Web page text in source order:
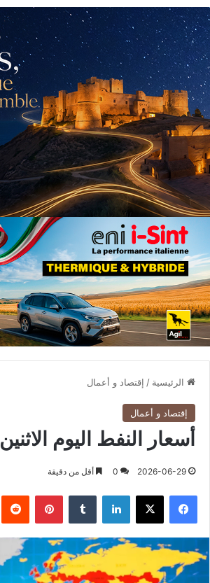
الرئيسية / إقتصاد و أعمال
إقتصاد و أعمال
أسعار النفط اليوم الاثنين
2026-06-29
0 أقل من دقيقة
فيسبوك X لينكدإن بينتيريست